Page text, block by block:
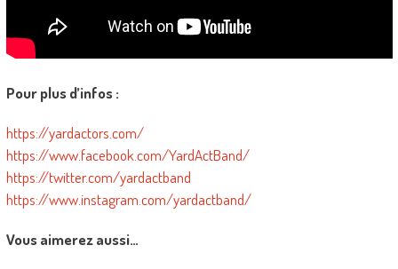
Pour plus d’infos :
https://yardactors.com/
https://www.facebook.com/YardActBand/
https://twitter.com/yardactband
https://www.instagram.com/yardactband/
Vous aimerez aussi…